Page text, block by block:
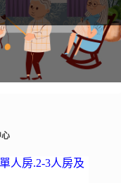
人房.2-3人房及